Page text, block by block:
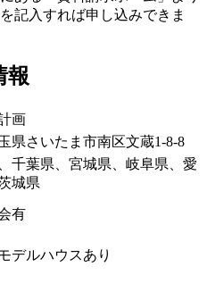
記入すれば申し込みできま
報
画
県さいたま市南区文蔵1-8-8
千葉県、宮城県、岐阜県、愛
城県
有
デルハウスあり